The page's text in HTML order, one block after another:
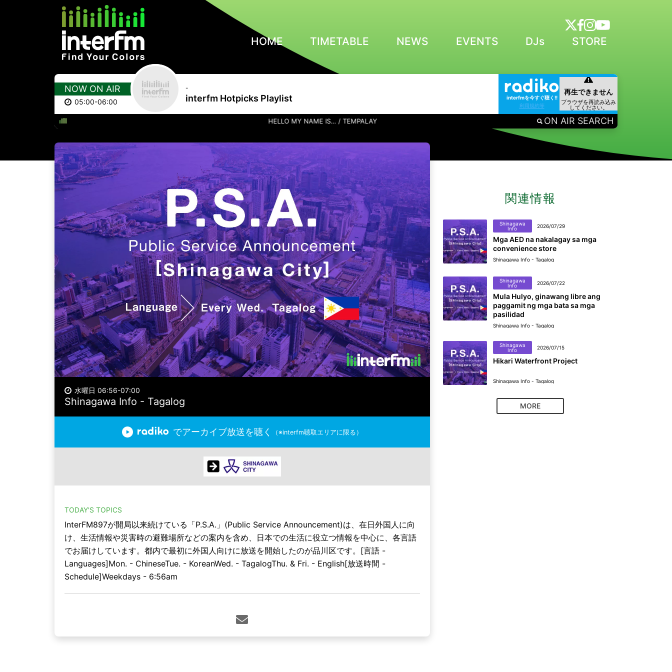
HOME TIMETABLE NEWS EVENTS DJs STORE
NOW ON AIR
05:00-06:00
-
interfm Hotpicks Playlist
interfmを今すぐ聴く!!
利用規約等
HELLO MY NAME IS… / TEMPALAY ON AIR SEARCH
水曜日 06:56-07:00
Shinagawa Info - Tagalog
でアーカイブ放送を聴く （※interfm聴取エリアに限る）
TODAY'S TOPICS
InterFM897が開局以来続けている「P.S.A.」(Public Service Announcement)は、在日外国人に向
け、生活情報や災害時の避難場所などの案内を含め、日本での生活に役立つ情報を中心に、各言語
でお届けしています。都内で最初に外国人向けに放送を開始したのが品川区です。[言語 -
Languages]Mon. - ChineseTue. - KoreanWed. - TagalogThu. & Fri. - English[放送時間 -
Schedule]Weekdays - 6:56am
関連情報
Shinagawa
Info
2026/07/29
Mga AED na nakalagay sa mga
convenience store
Shinagawa Info - Tagalog
Shinagawa
Info
2026/07/22
Mula Hulyo, ginawang libre ang
paggamit ng mga bata sa mga
pasilidad
Shinagawa Info - Tagalog
Shinagawa
Info
2026/07/15
Hikari Waterfront Project
Shinagawa Info - Tagalog
MORE